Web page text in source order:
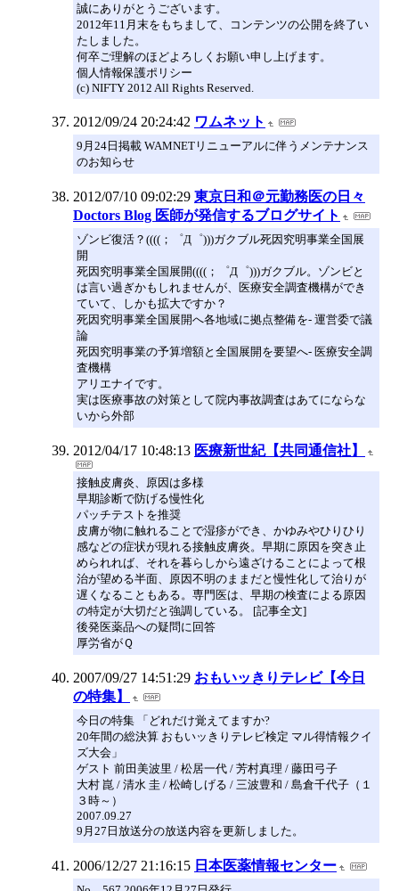
誠にありがとうございます。
2012年11月末をもちまして、コンテンツの公開を終了い
たしました。
何卒ご理解のほどよろしくお願い申し上げます。
個人情報保護ポリシー
(c) NIFTY 2012 All Rights Reserved.
2012/09/24 20:24:42 ワムネット
9月24日掲載 WAMNETリニューアルに伴うメンテナンス
のお知らせ
2012/07/10 09:02:29 東京日和＠元勤務医の日々
Doctors Blog 医師が発信するブログサイト
ゾンビ復活？((((；゜Д゜)))ガクブル死因究明事業全国展
開
死因究明事業全国展開((((；゜Д゜)))ガクブル。ゾンビと
は言い過ぎかもしれませんが、医療安全調査機構ができ
ていて、しかも拡大ですか？
死因究明事業全国展開へ各地域に拠点整備を- 運営委で議
論
死因究明事業の予算増額と全国展開を要望へ- 医療安全調
査機構
アリエナイです。
実は医療事故の対策として院内事故調査はあてにならな
いから外部
2012/04/17 10:48:13 医療新世紀【共同通信社】
接触皮膚炎、原因は多様
早期診断で防げる慢性化
パッチテストを推奨
皮膚が物に触れることで湿疹ができ、かゆみやひりひり
感などの症状が現れる接触皮膚炎。早期に原因を突き止
められれば、それを暮らしから遠ざけることによって根
治が望める半面、原因不明のままだと慢性化して治りが
遅くなることもある。専門医は、早期の検査による原因
の特定が大切だと強調している。 [記事全文]
後発医薬品への疑問に回答
厚労省がＱ
2007/09/27 14:51:29 おもいッきりテレビ【今日
の特集】
今日の特集 「どれだけ覚えてますか?
20年間の総決算 おもいッきりテレビ検定 マル得情報クイ
ズ大会」
ゲスト 前田美波里 / 松居一代 / 芳村真理 / 藤田弓子
大村 崑 / 清水 圭 / 松崎しげる / 三波豊和 / 島倉千代子（１
３時～）
2007.09.27
9月27日放送分の放送内容を更新しました。
2006/12/27 21:16:15 日本医薬情報センター